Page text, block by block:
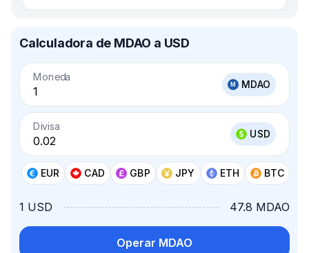
Calculadora de MDAO a USD
Moneda
MDAO
Divisa
USD
EUR CAD GBP JPY ETH BTC
1 USD 47.8 MDAO
Operar MDAO